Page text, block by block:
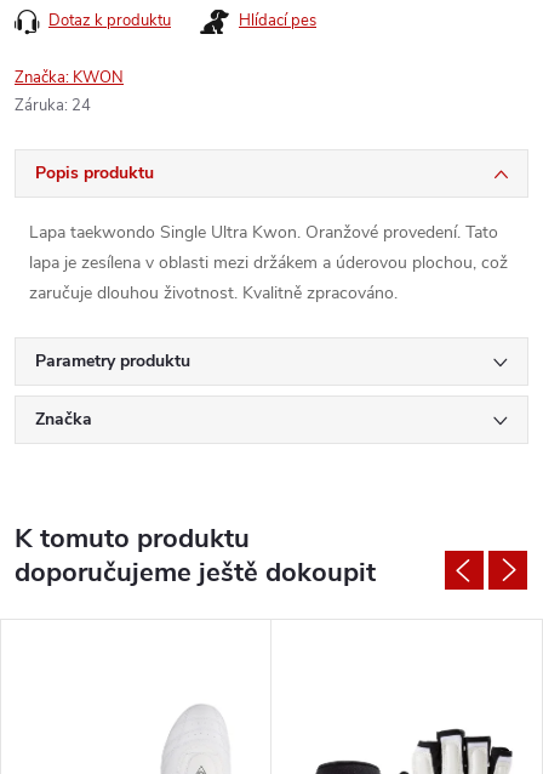
Dotaz k produktu Hlídací pes
Značka: KWON
Záruka: 24
Popis produktu
Lapa taekwondo Single Ultra Kwon. Oranžové provedení. Tato
lapa je zesílena v oblasti mezi držákem a úderovou plochou, což
zaručuje dlouhou životnost. Kvalitně zpracováno.
Parametry produktu
Značka
K tomuto produktu
doporučujeme ještě dokoupit